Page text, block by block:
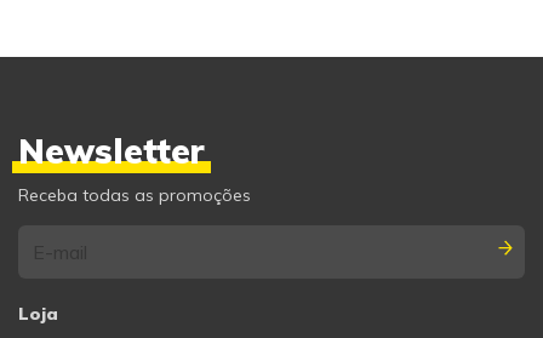
Newsletter
Receba todas as promoções
Loja